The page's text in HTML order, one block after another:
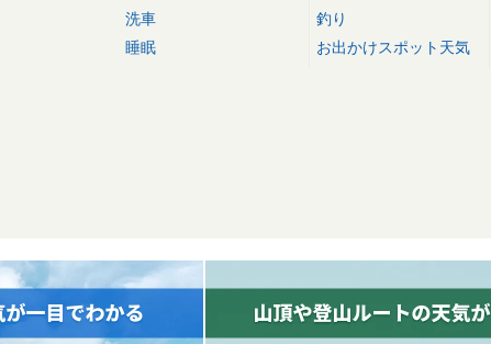
洗車
睡眠
釣り
お出かけスポット天気